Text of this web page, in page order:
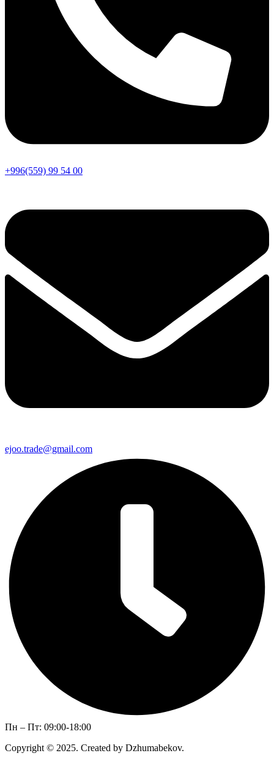
+996(559) 99 54 00
ejoo.trade@gmail.com
Пн – Пт: 09:00-18:00
Copyright © 2025. Created by Dzhumabekov.